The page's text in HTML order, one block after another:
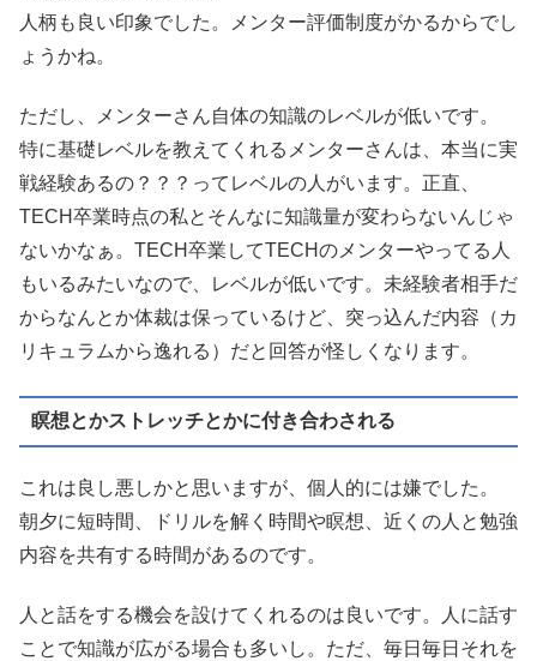
人柄も良い印象でした。メンター評価制度がかるからでし
ょうかね。
ただし、メンターさん自体の知識のレベルが低いです。
特に基礎レベルを教えてくれるメンターさんは、本当に実
戦経験あるの？？？ってレベルの人がいます。正直、
TECH卒業時点の私とそんなに知識量が変わらないんじゃ
ないかなぁ。TECH卒業してTECHのメンターやってる人
もいるみたいなので、レベルが低いです。未経験者相手だ
からなんとか体裁は保っているけど、突っ込んだ内容（カ
リキュラムから逸れる）だと回答が怪しくなります。
瞑想とかストレッチとかに付き合わされる
これは良し悪しかと思いますが、個人的には嫌でした。
朝夕に短時間、ドリルを解く時間や瞑想、近くの人と勉強
内容を共有する時間があるのです。
人と話をする機会を設けてくれるのは良いです。人に話す
ことで知識が広がる場合も多いし。ただ、毎日毎日それを